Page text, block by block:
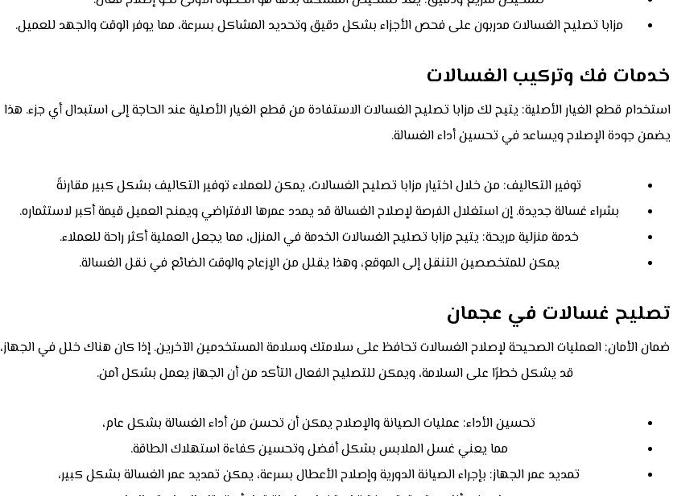
مزابا تصليح الغسالات مدربون على فحص الأجزاء بشكل دقيق وتحديد المشاكل بسرعة، مما يوفر الوقت والجهد للعميل.
خدمات فك وتركيب الغسالات
استخدام قطع الغيار الأصلية: يتيح لك مزابا تصليح الغسالات الاستفادة من قطع الغيار الأصلية عند الحاجة إلى استبدال أي جزء. هذا
يضمن جودة الإصلاح ويساعد في تحسين أداء الغسالة.
توفير التكاليف: من خلال اختيار مزابا تصليح الغسالات، يمكن للعملاء توفير التكاليف بشكل كبير مقارنةً
بشراء غسالة جديدة. إن استغلال الفرصة لإصلاح الغسالة قد يمدد عمرها الافتراضي ويمنح العميل قيمة أكبر لاستثماره.
خدمة منزلية مريحة: يتيح مزابا تصليح الغسالات الخدمة في المنزل، مما يجعل العملية أكثر راحة للعملاء.
يمكن للمتخصصين التنقل إلى الموقع، وهذا يقلل من الإزعاج والوقت الضائع في نقل الغسالة.
تصليح غسالات في عجمان
ضمان الأمان: العمليات الصحيحة لإصلاح الغسالات تحافظ على سلامتك وسلامة المستخدمين الآخرين. إذا كان هناك خلل في الجهاز،
قد يشكل خطرًا على السلامة، ويمكن للتصليح الفعال التأكد من أن الجهاز يعمل بشكل آمن.
تحسين الأداء: عمليات الصيانة والإصلاح يمكن أن تحسن من أداء الغسالة بشكل عام،
مما يعني غسل الملابس بشكل أفضل وتحسين كفاءة استهلاك الطاقة.
تمديد عمر الجهاز: بإجراء الصيانة الدورية وإصلاح الأعطال بسرعة، يمكن تمديد عمر الغسالة بشكل كبير،